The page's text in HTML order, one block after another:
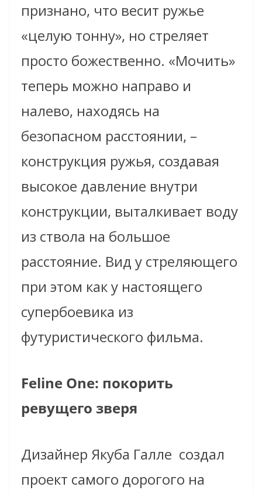
признано, что весит ружье
«целую тонну», но стреляет
просто божественно. «Мочить»
теперь можно направо и
налево, находясь на
безопасном расстоянии, –
конструкция ружья, создавая
высокое давление внутри
конструкции, выталкивает воду
из ствола на большое
расстояние. Вид у стреляющего
при этом как у настоящего
супербоевика из
футуристического фильма.
Feline One: покорить
ревущего зверя
Дизайнер Якуба Галле создал
проект самого дорогого на